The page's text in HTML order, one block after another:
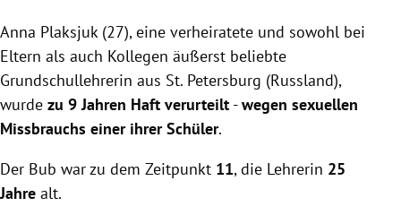
9 Jahren Haft wegen sexuellen Missbrauchs eines
11-jährigen Schülers verurteilt.
Plaksjuk gestand die Taten, behauptete jedoch, der
Bursche habe ihr Aufmerksamkeit geschenkt;
dennoch sind viele Eltern und Kollegen skeptisch
gegenüber den Vorwürfen.
Nach Aufdeckung des Missbrauchs durch die Mutter
des Burschen verteidigten einige Eltern und
Kollegen die Lehrerin.
Anna Plaksjuk (27), eine verheiratete und sowohl bei
Eltern als auch Kollegen äußerst beliebte
Grundschullehrerin aus St. Petersburg (Russland),
wurde zu 9 Jahren Haft verurteilt -wegen sexuellen
Missbrauchs einer ihrer Schüler.
Der Bub war zu dem Zeitpunkt 11, die Lehrerin 25
Jahre alt.